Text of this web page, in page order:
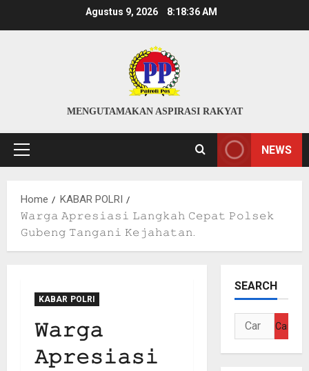
Agustus 9, 2026 8:18:36 AM
MENGUTAMAKAN ASPIRASI RAKYAT
Primary
NEWS
Home
KABAR POLRI
𝚆𝚊𝚛𝚐𝚊 𝙰𝚙𝚛𝚎𝚜𝚒𝚊𝚜𝚒 𝙻𝚊𝚗𝚐𝚔𝚊𝚑 𝙲𝚎𝚙𝚊𝚝 𝙿𝚘𝚕𝚜𝚎𝚔
𝙶𝚞𝚋𝚎𝚗𝚐 𝚃𝚊𝚗𝚐𝚊𝚗𝚒 𝙺𝚎𝚓𝚊𝚑𝚊𝚝𝚊𝚗.
KABAR POLRI
𝚆𝚊𝚛𝚐𝚊
𝙰𝚙𝚛𝚎𝚜𝚒𝚊𝚜𝚒
SEARCH
Cari
untuk: